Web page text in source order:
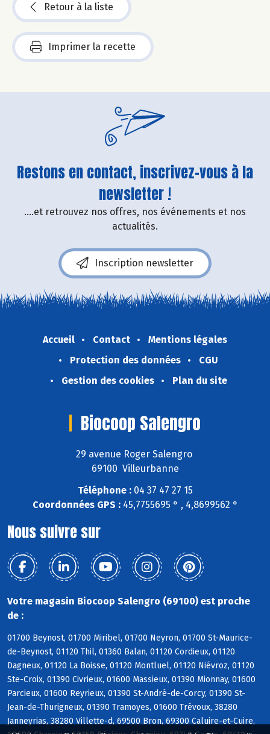
Retour à la liste
Imprimer la recette
Restons en contact, inscrivez-vous à la
newsletter !
....et retrouvez nos offres, nos événements et nos
actualités.
Inscription newsletter
Accueil Contact
Mentions légales
Protection des données
CGU
Gestion des cookies
Plan du site
Biocoop Salengro
29 avenue Roger Salengro
69100 Villeurbanne
Téléphone :04 37 47 27 15
Coordonnées GPS :45,7755695 ° , 4,8699562 °
Nous suivre sur
Votre magasin Biocoop Salengro (69100) est proche
de :
01700 Beynost, 01700 Miribel, 01700 Neyron, 01700 St-Maurice-
de-Beynost, 01120 Thil, 01360 Balan, 01120 Cordieux, 01120
Dagneux, 01120 La Boisse, 01120 Montluel, 01120 Niévroz, 01120
Ste-Croix, 01390 Civrieux, 01600 Massieux, 01390 Mionnay, 01600
Parcieux, 01600 Reyrieux, 01390 St-André-de-Corcy, 01390 St-
Jean-de-Thurigneux, 01390 Tramoyes, 01600 Trévoux, 38280
Janneyrias, 38280 Villette-d, 69500 Bron, 69300 Caluire-et-Cuire,